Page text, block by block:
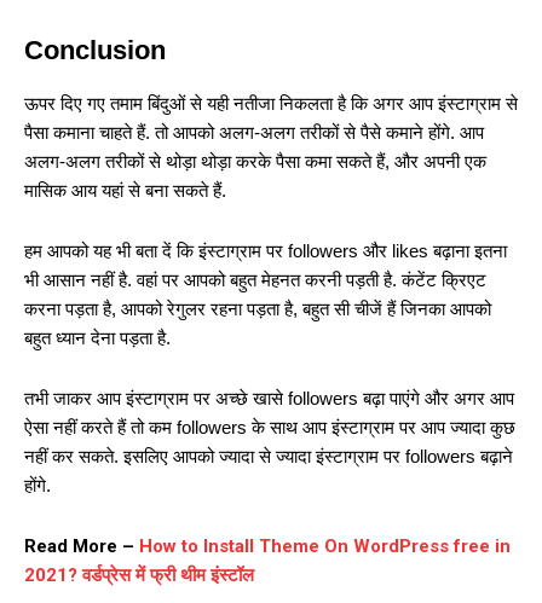
Conclusion
ऊपर दिए गए तमाम बिंदुओं से यही नतीजा निकलता है कि अगर आप इंस्टाग्राम से
पैसा कमाना चाहते हैं. तो आपको अलग-अलग तरीकों से पैसे कमाने होंगे. आप
अलग-अलग तरीकों से थोड़ा थोड़ा करके पैसा कमा सकते हैं, और अपनी एक
मासिक आय यहां से बना सकते हैं.
हम आपको यह भी बता दें कि इंस्टाग्राम पर followers और likes बढ़ाना इतना
भी आसान नहीं है. वहां पर आपको बहुत मेहनत करनी पड़ती है. कंटेंट क्रिएट
करना पड़ता है, आपको रेगुलर रहना पड़ता है, बहुत सी चीजें हैं जिनका आपको
बहुत ध्यान देना पड़ता है.
तभी जाकर आप इंस्टाग्राम पर अच्छे खासे followers बढ़ा पाएंगे और अगर आप
ऐसा नहीं करते हैं तो कम followers के साथ आप इंस्टाग्राम पर आप ज्यादा कुछ
नहीं कर सकते. इसलिए आपको ज्यादा से ज्यादा इंस्टाग्राम पर followers बढ़ाने
होंगे.
Read More – How to Install Theme On WordPress free in
2021? वर्डप्रेस में फ्री थीम इंस्टॉल